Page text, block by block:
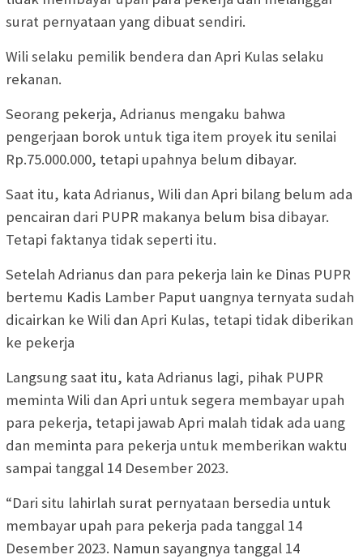
surat pernyataan yang dibuat sendiri.
Wili selaku pemilik bendera dan Apri Kulas selaku
rekanan.
Seorang pekerja, Adrianus mengaku bahwa
pengerjaan borok untuk tiga item proyek itu senilai
Rp.75.000.000, tetapi upahnya belum dibayar.
Saat itu, kata Adrianus, Wili dan Apri bilang belum ada
pencairan dari PUPR makanya belum bisa dibayar.
Tetapi faktanya tidak seperti itu.
Setelah Adrianus dan para pekerja lain ke Dinas PUPR
bertemu Kadis Lamber Paput uangnya ternyata sudah
dicairkan ke Wili dan Apri Kulas, tetapi tidak diberikan
ke pekerja
Langsung saat itu, kata Adrianus lagi, pihak PUPR
meminta Wili dan Apri untuk segera membayar upah
para pekerja, tetapi jawab Apri malah tidak ada uang
dan meminta para pekerja untuk memberikan waktu
sampai tanggal 14 Desember 2023.
“Dari situ lahirlah surat pernyataan bersedia untuk
membayar upah para pekerja pada tanggal 14
Desember 2023. Namun sayangnya tanggal 14